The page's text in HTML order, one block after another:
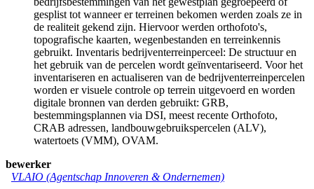
gesplist tot wanneer er terreinen bekomen werden zoals ze in
de realiteit gekend zijn. Hiervoor werden orthofoto's,
topografische kaarten, wegenbestanden en terreinkennis
gebruikt. Inventaris bedrijventerreinperceel: De structuur en
het gebruik van de percelen wordt geïnventariseerd. Voor het
inventariseren en actualiseren van de bedrijventerreinpercelen
worden er visuele controle op terrein uitgevoerd en worden
digitale bronnen van derden gebruikt: GRB,
bestemmingsplannen via DSI, meest recente Orthofoto,
CRAB adressen, landbouwgebruikspercelen (ALV),
watertoets (VMM), OVAM.
bewerker
VLAIO (Agentschap Innoveren & Ondernemen)